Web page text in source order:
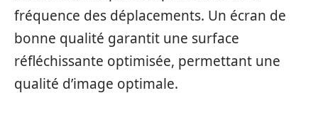
fréquence des déplacements. Un écran de
bonne qualité garantit une surface
réfléchissante optimisée, permettant une
qualité d’image optimale.